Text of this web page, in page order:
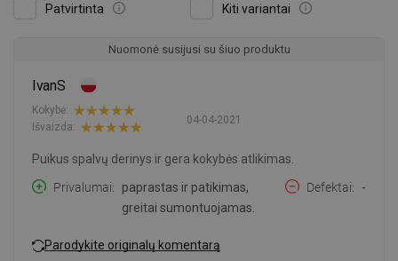
Patvirtinta Kiti variantai
Nuomonė susijusi su šiuo produktu
IvanS
04-04-2021
Kokybė:
Išvaizda:
Puikus spalvų derinys ir gera kokybės atlikimas.
Privalumai
paprastas ir patikimas,
greitai sumontuojamas.
Defektai -
Parodykite originalų komentarą